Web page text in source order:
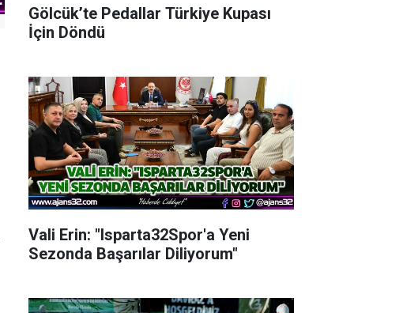
Gölcük’te Pedallar Türkiye Kupası
İçin Döndü
Vali Erin: "Isparta32Spor'a Yeni
Sezonda Başarılar Diliyorum"